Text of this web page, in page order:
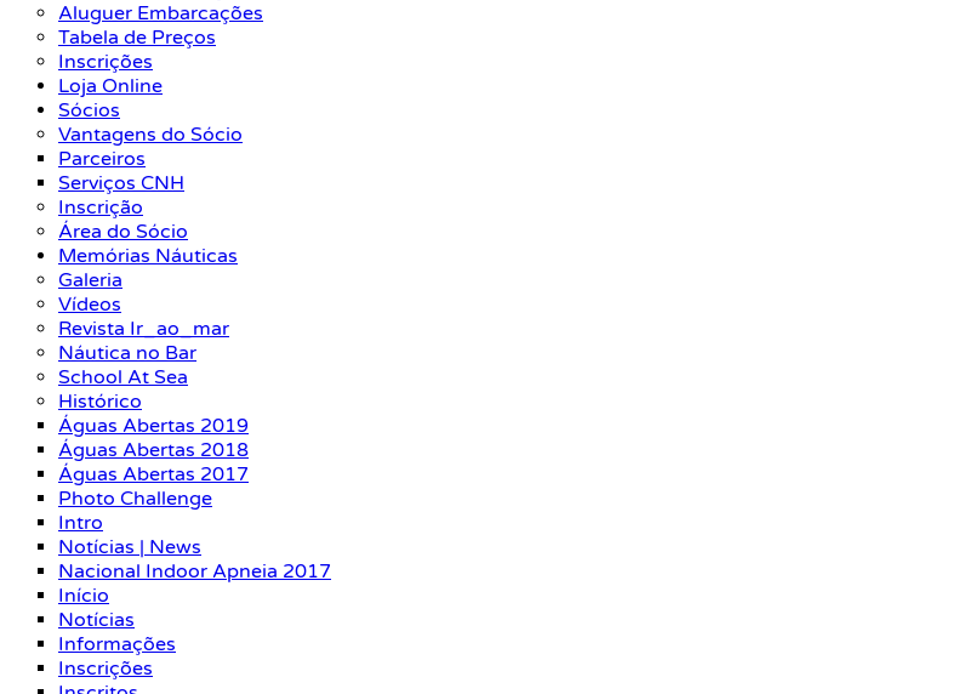
Aluguer Embarcações
Tabela de Preços
Inscrições
Loja Online
Sócios
Vantagens do Sócio
Parceiros
Serviços CNH
Inscrição
Área do Sócio
Memórias Náuticas
Galeria
Vídeos
Revista Ir_ao_mar
Náutica no Bar
School At Sea
Histórico
Águas Abertas 2019
Águas Abertas 2018
Águas Abertas 2017
Photo Challenge
Intro
Notícias | News
Nacional Indoor Apneia 2017
Início
Notícias
Informações
Inscrições